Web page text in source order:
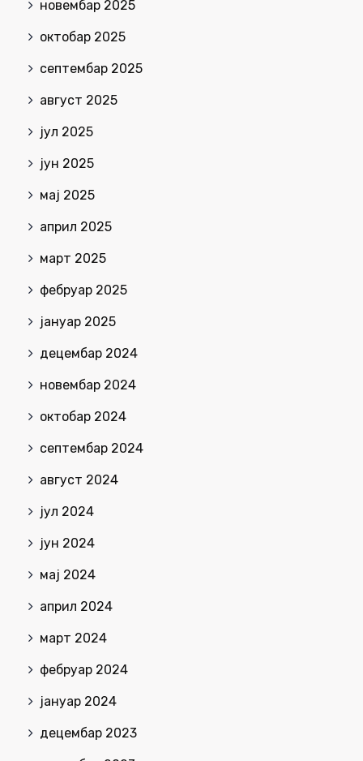
новембар 2025
октобар 2025
септембар 2025
август 2025
јул 2025
јун 2025
мај 2025
април 2025
март 2025
фебруар 2025
јануар 2025
децембар 2024
новембар 2024
октобар 2024
септембар 2024
август 2024
јул 2024
јун 2024
мај 2024
април 2024
март 2024
фебруар 2024
јануар 2024
децембар 2023